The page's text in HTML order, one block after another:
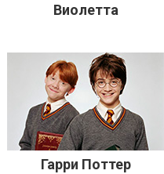
Виолетта
Гарри Поттер